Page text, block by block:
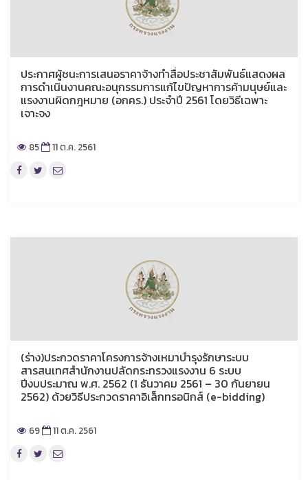
ประกาศผู้ชนะการเสนอราคาจ้างทำสื่อประชาสัมพันธ์แสดงผล
การดำเนินงานคณะอนุกรรมการแก้ไขปัญหาการค้ามนุษย์และ
แรงงานผิดกฎหมาย (อกคร.) ประจำปี 2561 โดยวิธีเฉพาะ
เจาะจง
85 11 ต.ค. 2561
(ร่าง)ประกวดราคาโครงการจ้างเหมาบำรุงรักษาระบบ
สารสนเทศสำนักงานปลัดกระทรวงแรงงาน 6 ระบบ
ปีงบประมาณ พ.ศ. 2562 (1 ธันวาคม 2561 – 30 กันยายน
2562) ด้วยวิธีประกวดราคาอิเล็กทรอนิกส์ (e-bidding)
69 11 ต.ค. 2561